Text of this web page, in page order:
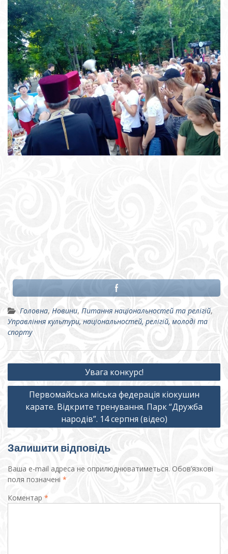
Головна, Новини, Питання національностей та релігій,
Управління культури, національностей, релігій, молоді та
спорту
Навігація
записів
Увага конкурс!
Первомайська міська федерація кіокушин
карате. Відкрите тренування. Парк “Дружба
народів”. 14 серпня (відео)
Залишити відповідь
Ваша e-mail адреса не оприлюднюватиметься. Обов’язкові
поля позначені *
Коментар *